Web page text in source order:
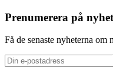
Prenumerera på
Få de senaste nyheterna